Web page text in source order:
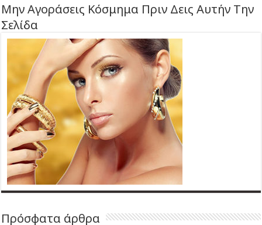
Μην Αγοράσεις Κόσμημα Πριν Δεις Αυτήν Την
Σελίδα
Πρόσφατα άρθρα